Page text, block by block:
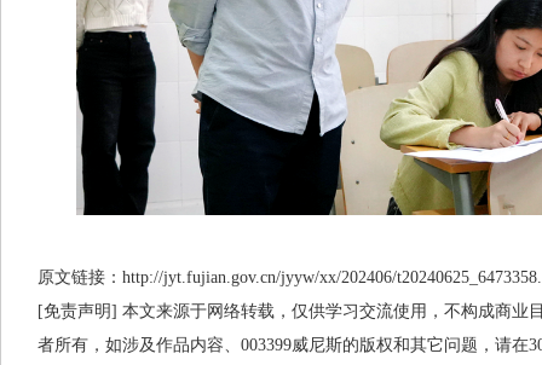
原文链接：http://jyt.fujian.gov.cn/jyyw/xx/202406/
[免责声明] 本文来源于网络转载，仅供学习交流使用，不构成商业
者所有，如涉及作品内容、003399威尼斯的版权和其它问题，请在